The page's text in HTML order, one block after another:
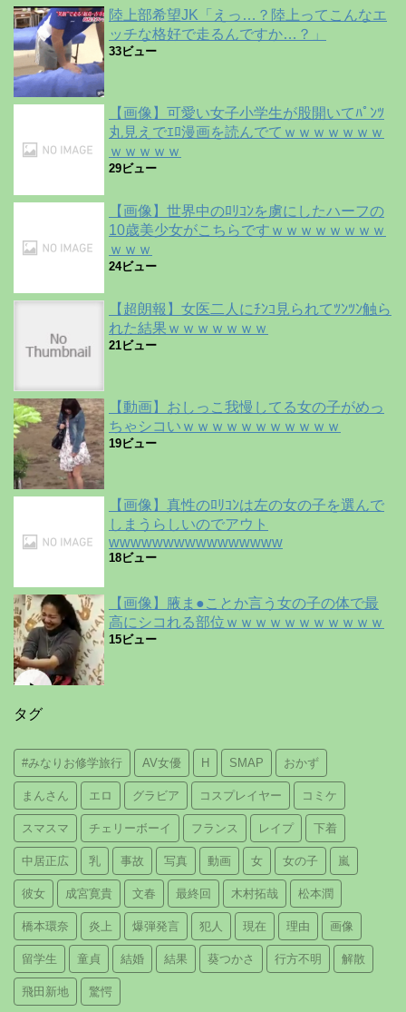
陸上部希望JK「えっ…？陸上ってこんなエ
ッチな格好で走るんですか…？」
33ビュー
【画像】可愛い女子小学生が股開いてﾊﾟﾝﾂ
丸見えでｴﾛ漫画を読んでてｗｗｗｗｗｗｗ
ｗｗｗｗｗ
29ビュー
【画像】世界中のﾛﾘｺﾝを虜にしたハーフの
10歳美少女がこちらですｗｗｗｗｗｗｗｗ
ｗｗｗ
24ビュー
【超朗報】女医二人にﾁﾝｺ見られてﾂﾝﾂﾝ触ら
れた結果ｗｗｗｗｗｗｗ
21ビュー
【動画】おしっこ我慢してる女の子がめっ
ちゃシコいｗｗｗｗｗｗｗｗｗｗｗ
19ビュー
【画像】真性のﾛﾘｺﾝは左の女の子を選んで
しまうらしいのでアウト
wwwwwwwwwwwwwwww
18ビュー
【画像】腋ま●ことか言う女の子の体で最
高にシコれる部位ｗｗｗｗｗｗｗｗｗｗｗ
15ビュー
タグ
#みなりお修学旅行 AV女優 H SMAP おかず
まんさん エロ グラビア コスプレイヤー コミケ
スマスマ チェリーボーイ フランス レイプ 下着
中居正広 乳 事故 写真 動画 女 女の子 嵐
彼女 成宮寛貴 文春 最終回 木村拓哉 松本潤
橋本環奈 炎上 爆弾発言 犯人 現在 理由 画像
留学生 童貞 結婚 結果 葵つかさ 行方不明 解散
飛田新地 驚愕